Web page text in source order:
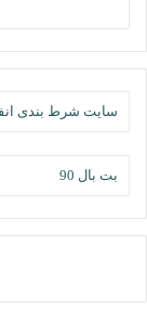
سایت شرط بندی
بت بال 90